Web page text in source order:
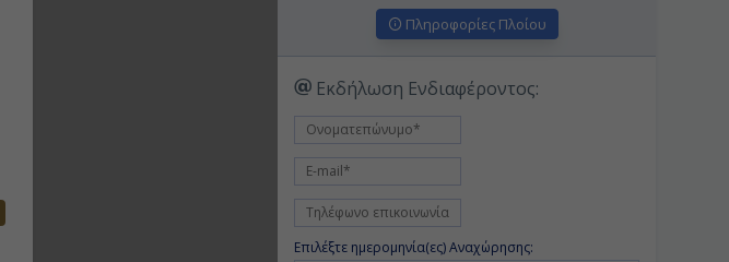
Πληροφορίες Πλοίου
Εκδήλωση Ενδιαφέροντος:
Επιλέξτε ημερομηνία(ες) Αναχώρησης: